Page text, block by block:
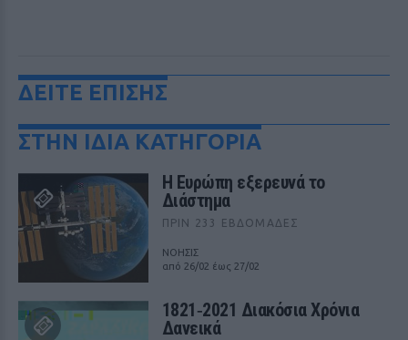
ΔΕΙΤΕ ΕΠΙΣΗΣ
ΣΤΗΝ ΙΔΙΑ ΚΑΤΗΓΟΡΙΑ
Η Ευρώπη εξερευνά το
Διάστημα
ΠΡΙΝ 233 ΕΒΔΟΜΆΔΕΣ
ΝΟΗΣΙΣ
από 26/02 έως 27/02
1821‑2021 Διακόσια Χρόνια
Δανεικά